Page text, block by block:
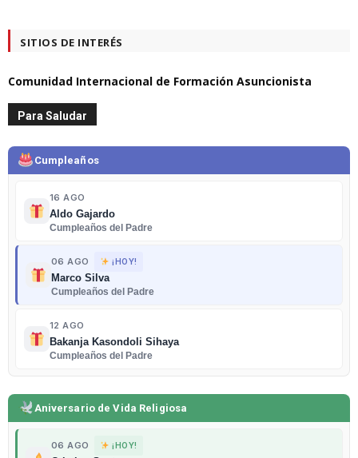
SITIOS DE INTERÉS
Comunidad Internacional de Formación Asuncionista
Para Saludar
Cumpleaños
16 AGO
Aldo Gajardo
Cumpleaños del Padre
06 AGO ¡HOY!
Marco Silva
Cumpleaños del Padre
12 AGO
Bakanja Kasondoli Sihaya
Cumpleaños del Padre
Aniversario de Vida Religiosa
06 AGO ¡HOY!